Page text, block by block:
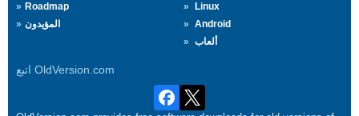
Roadmap
المؤيدون
Linux
Android
ألعاب
اتبع OldVersion.com